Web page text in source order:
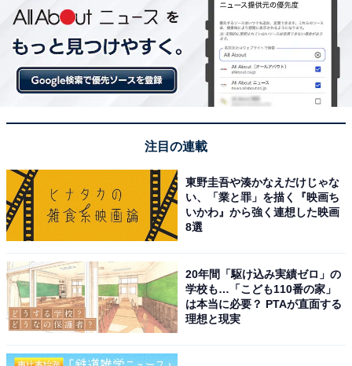
注目の連載
東野圭吾や湊かなえだけじゃな
い、「業と罪」を描く『映画ち
いかわ』から強く連想した映画
8選
20年間「駆け込み実績ゼロ」の
学校も…「こども110番の家」
は本当に必要？ PTAが直面する
理想と現実